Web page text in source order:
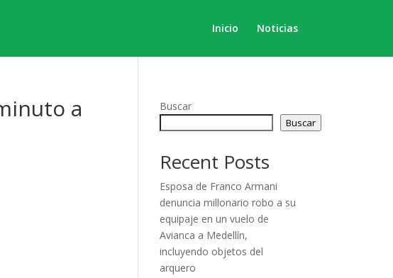
Inicio Noticias
a Buscar
Buscar
Recent Posts
Esposa de Franco Armani
denuncia millonario robo a su
equipaje en un vuelo de
Avianca a Medellín,
incluyendo objetos del
arquero